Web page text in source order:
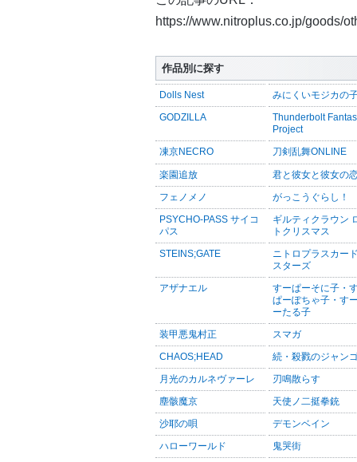
https://www.nitroplus.co.jp/goods/
作品別に探す
Dolls Nest みにくいモジカの
GODZILLA
Thunderbolt
Project
凍京NECRO 刀剣乱舞ONLINE
楽園追放 君と彼女と彼女の
フェノメノ がっこうぐらし！
PSYCHO-PASS サイコ
パス
ギルティクラウン
トクリスマス
STEINS;GATE
ニトロプラスカー
スターズ
アザナエル
すーぱーそに子・
ぱーぽちゃ子・す
ーたる子
装甲悪鬼村正 スマガ
CHAOS;HEAD 続・殺戮のジャン
月光のカルネヴァーレ 刃鳴散らす
塵骸魔京 天使ノ二挺拳銃
沙耶の唄 デモンベイン
ハローワールド 鬼哭街